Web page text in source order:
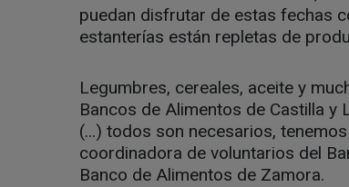
puedan disfrutar de estas fechas
estanterías están repletas de
Legumbres, cereales, aceite y
Bancos de Alimentos de Castilla
(...) todos son necesarios,
coordinadora de voluntarios del
Banco de Alimentos de Zamora.